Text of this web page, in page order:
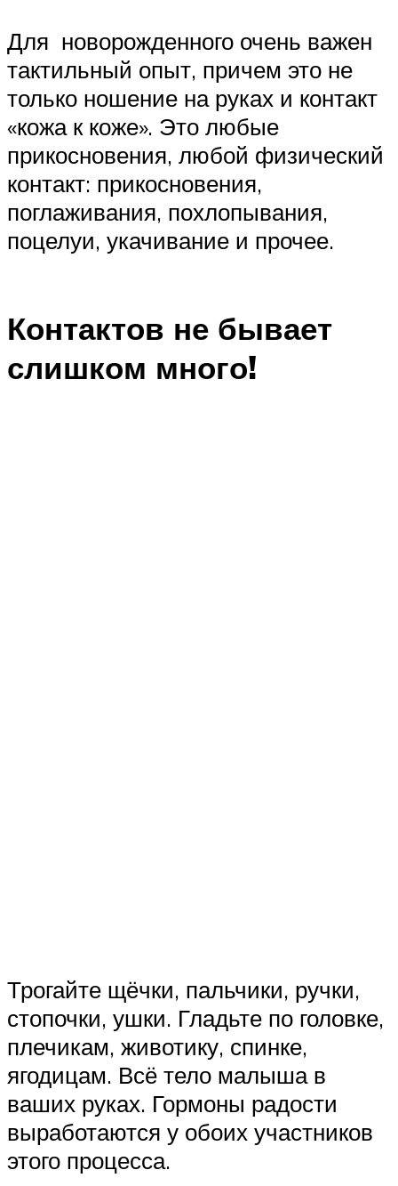
Для новорожденного очень важен
тактильный опыт, причем это не
только ношение на руках и контакт
«кожа к коже». Это любые
прикосновения, любой физический
контакт: прикосновения,
поглаживания, похлопывания,
поцелуи, укачивание и прочее.
Контактов не бывает
слишком много!
Трогайте щёчки, пальчики, ручки,
стопочки, ушки. Гладьте по головке,
плечикам, животику, спинке,
ягодицам. Всё тело малыша в
ваших руках. Гормоны радости
выработаются у обоих участников
этого процесса.